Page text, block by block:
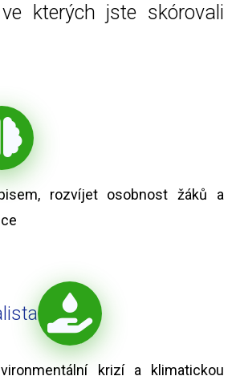
kterých jste skórovali
rozvíjet osobnost žáků a
krizí a klimatickou